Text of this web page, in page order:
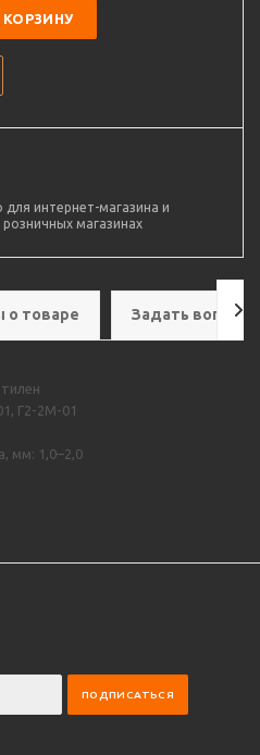
КОРЗИНУ
для интернет-магазина и
магазинах
товаре Задать вопрос
Г2-2М-01
мм: 1,0–2,0